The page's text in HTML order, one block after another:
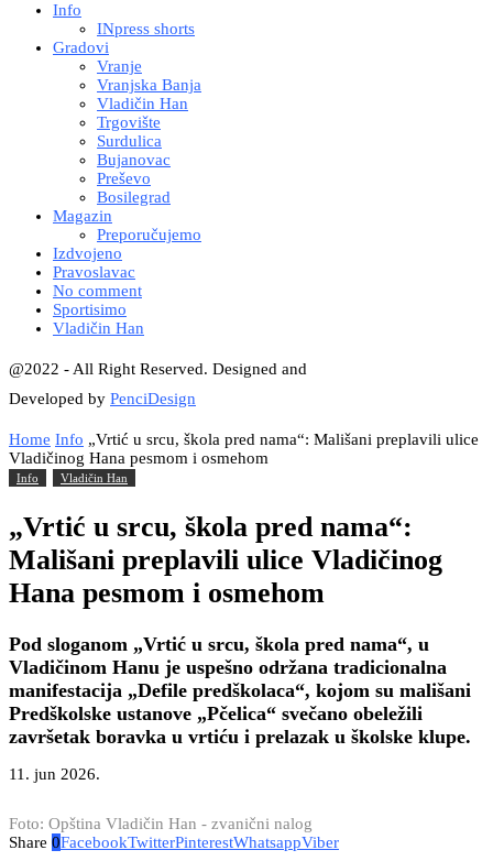
Info
INpress shorts
Gradovi
Vranje
Vranjska Banja
Vladičin Han
Trgovište
Surdulica
Bujanovac
Preševo
Bosilegrad
Magazin
Preporučujemo
Izdvojeno
Pravoslavac
No comment
Sportisimo
Vladičin Han
@2022 - All Right Reserved. Designed and
Developed by PenciDesign
Home Info „Vrtić u srcu, škola pred nama“: Mališani preplavili ulice
Vladičinog Hana pesmom i osmehom
Info Vladičin Han
„Vrtić u srcu, škola pred nama“:
Mališani preplavili ulice Vladičinog
Hana pesmom i osmehom
Pod sloganom „Vrtić u srcu, škola pred nama“, u
Vladičinom Hanu je uspešno održana tradicionalna
manifestacija „Defile predškolaca“, kojom su mališani
Predškolske ustanove „Pčelica“ svečano obeležili
završetak boravka u vrtiću i prelazak u školske klupe.
11. jun 2026.
Foto: Opština Vladičin Han - zvanični nalog
Share 0FacebookTwitterPinterestWhatsappViber